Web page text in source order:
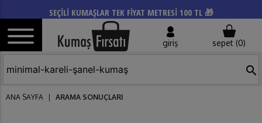
SEÇİLİ KUMAŞLAR TEK FİYAT METRESİ 100 TL 🎁
giriş sepet (0)
search
ANA SAYFA ARAMA SONUÇLARI